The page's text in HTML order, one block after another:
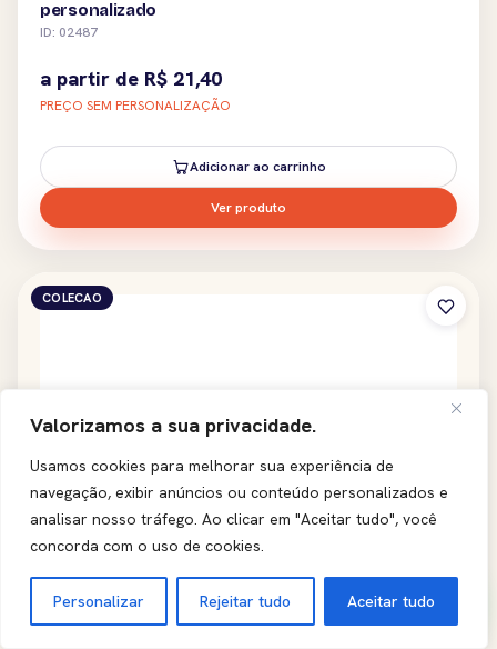
Valorizamos a sua privacidade.
Usamos cookies para melhorar sua experiência de
navegação, exibir anúncios ou conteúdo personalizados e
analisar nosso tráfego. Ao clicar em "Aceitar tudo", você
concorda com o uso de cookies.
Personalizar Rejeitar tudo Aceitar tudo
personalizado
ID: 02487
a partir de R$ 21,40
PREÇO SEM PERSONALIZAÇÃO
Adicionar ao carrinho
Ver produto
COLECAO